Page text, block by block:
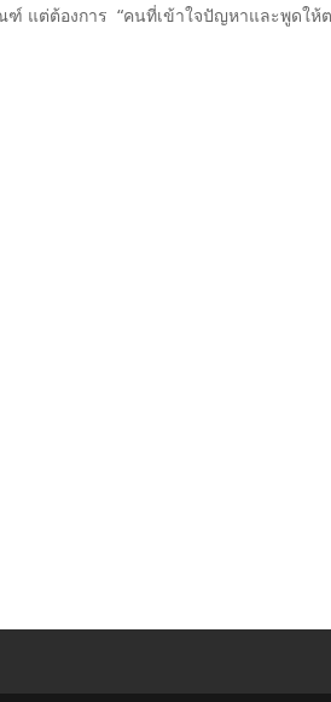
แต่ต้องการ “คนที่เข้าใจปัญหาและพูดให้ต